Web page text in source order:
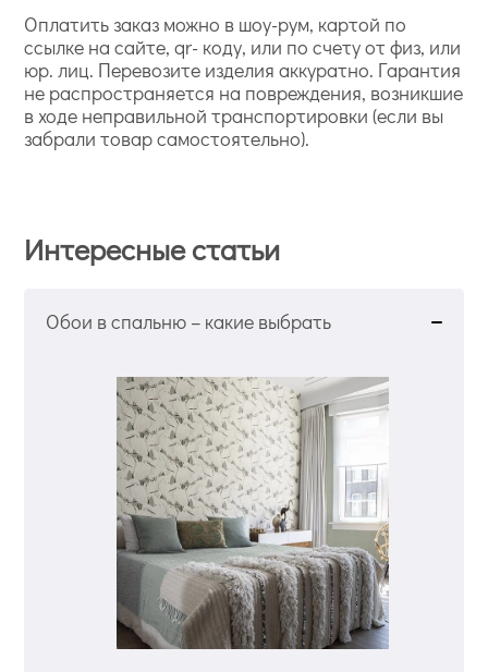
Оплатить заказ можно в шоу-рум, картой по
ссылке на сайте, qr- коду, или по счету от физ, или
юр. лиц. Перевозите изделия аккуратно. Гарантия
не распространяется на повреждения, возникшие
в ходе неправильной транспортировки (если вы
забрали товар самостоятельно).
Интересные статьи
Обои в спальню – какие выбрать